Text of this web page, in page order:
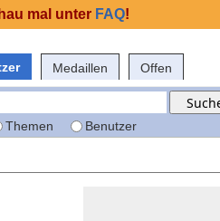
Medaillen Offen
Themen Benutzer
mal unter FAQ!